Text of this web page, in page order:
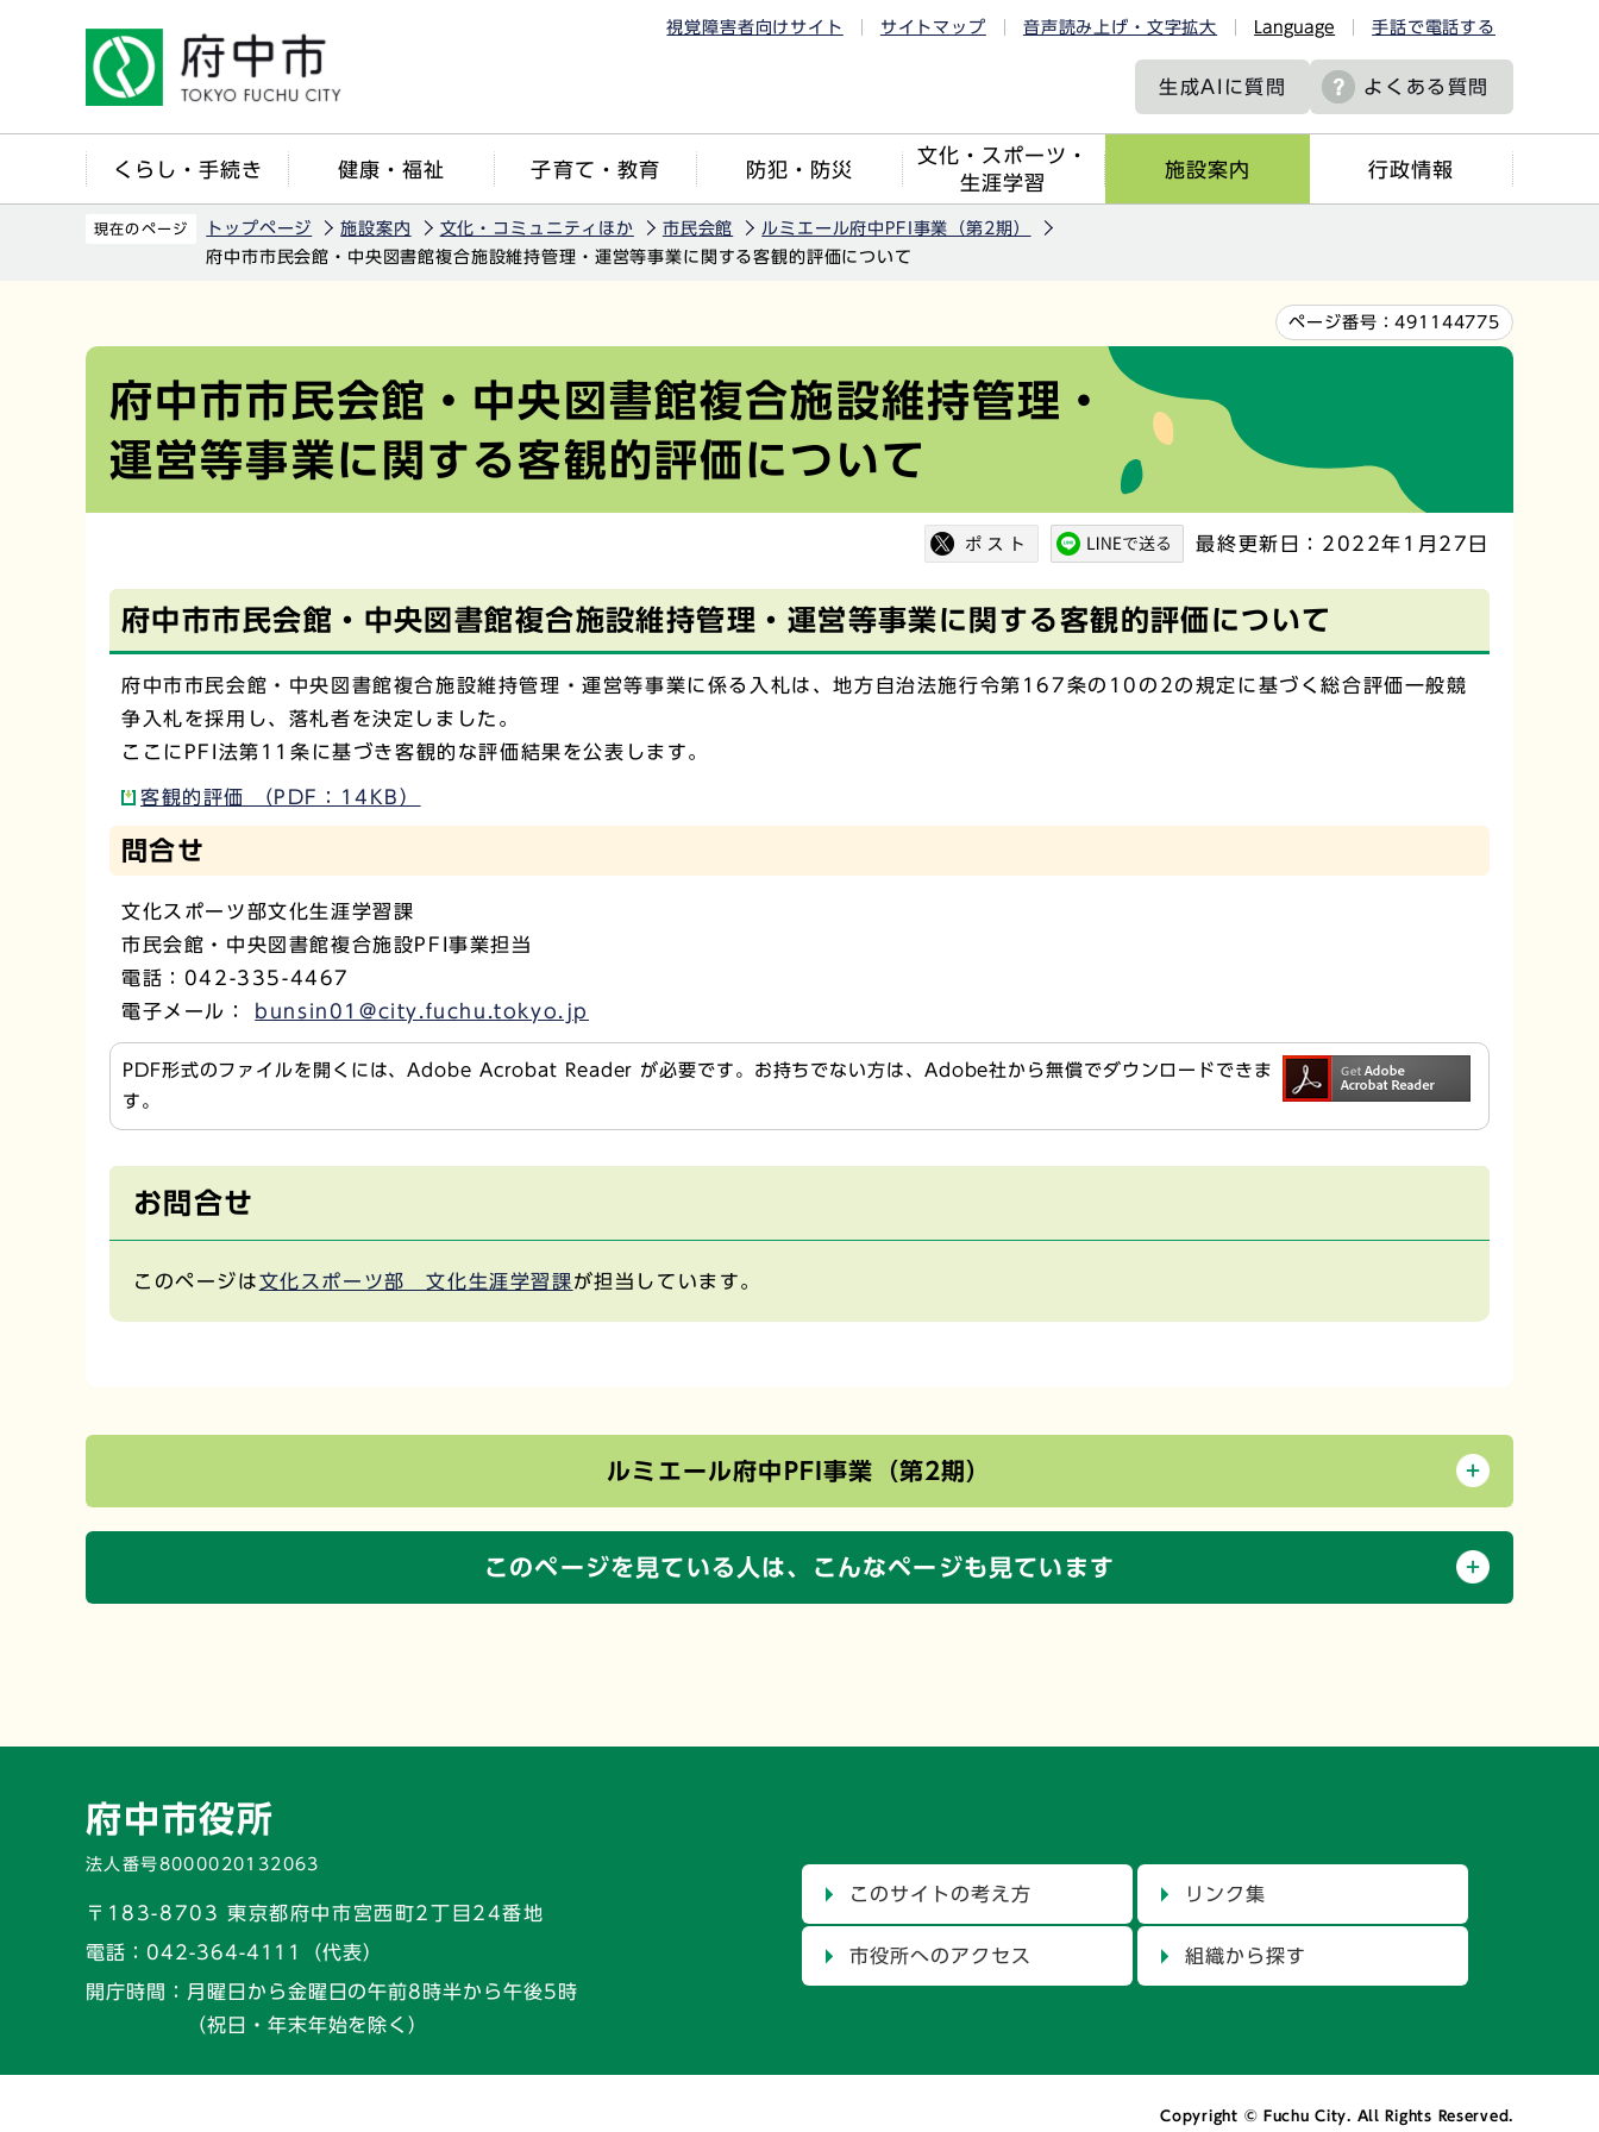
視覚障害者向けサイト サイトマップ 音声読み上げ・文字拡大 Language 手話で電話する
生成AIに質問 よくある質問
くらし・手続き 健康・福祉 子育て・教育 防犯・防災
文化・スポーツ・
生涯学習
施設案内 行政情報
現在のページ トップページ 施設案内 文化・コミュニティほか 市民会館
ルミエール府中PFI事業（第2期）
府中市市民会館・中央図書館複合施設維持管理・運営等事業に関する客観的評価について
ページ番号：491144775
府中市市民会館・中央図書館複合施設維持管理・
運営等事業に関する客観的評価について
最終更新日：2022年1月27日
府中市市民会館・中央図書館複合施設維持管理・運営等事業に関する客観的評価について
府中市市民会館・中央図書館複合施設維持管理・運営等事業に係る入札は、地方自治法施行令第167条の10の2の規定に基づく総合評価一般競
争入札を採用し、落札者を決定しました。
ここにPFI法第11条に基づき客観的な評価結果を公表します。
客観的評価 （PDF：14KB）
問合せ
文化スポーツ部文化生涯学習課
市民会館・中央図書館複合施設PFI事業担当
電話：042-335-4467
電子メール：
bunsin01@city.fuchu.tokyo.jp
PDF形式のファイルを開くには、Adobe Acrobat Reader が必要です。お持ちでない方は、Adobe社から無償でダウンロードできま
す。
お問合せ
このページは文化スポーツ部 文化生涯学習課が担当しています。
ルミエール府中PFI事業（第2期）
このページを見ている人は、 こんなページも見ています
府中市役所
法人番号8000020132063
〒183-8703 東京都府中市宮西町2丁目24番地
電話： 042-364-4111（代表）
開庁時間：
月曜日から金曜日の午前8時半から午後5時
（祝日・年末年始を除く）
このサイトの考え方 リンク集
市役所へのアクセス 組織から探す
Copyright © Fuchu City. All Rights Reserved.